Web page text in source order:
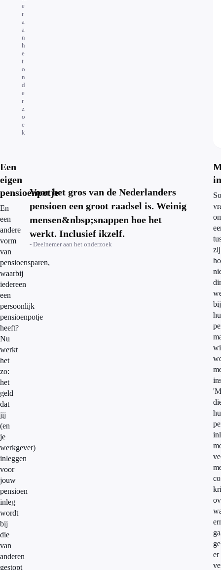
e
r
a
a
n
h
e
t
o
n
d
e
r
z
o
e
k
Een
eigen
pensioenpotje
En
een
andere
vorm
van
pensioensparen,
waarbij
iedereen
een
persoonlijk
pensioenpotje
heeft?
Nu
werkt
het
zo:
het
geld
dat
jij
(en
je
werkgever)
inleggen
voor
jouw
pensioen
inleg
wordt
bij
die
van
anderen
gestopt
Voor het gros van de Nederlanders
pensioen een groot raadsel is. Weinig
mensen&nbsp;snappen hoe het
werkt. Inclusief ikzelf.
- Deelnemer aan het onderzoek
zij
bij
er